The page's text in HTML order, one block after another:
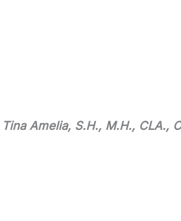
Amelia, S.H., M.H., CLA.,